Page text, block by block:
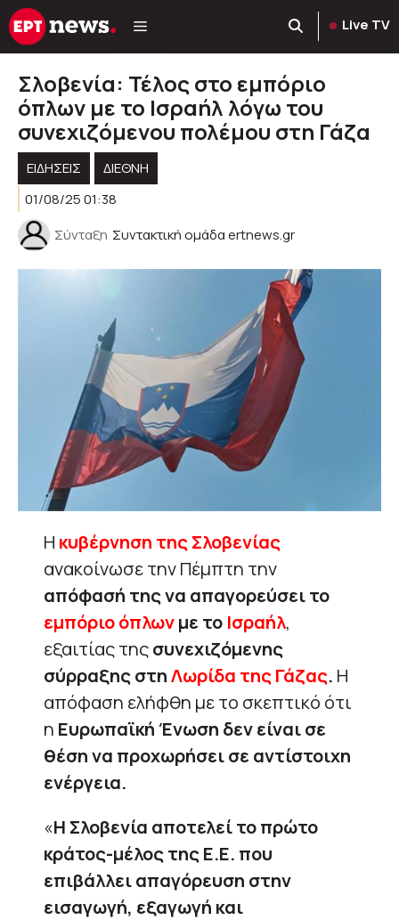
Μετάβαση
σε
Live TV
Σλοβενία: Τέλος στο εμπόριο
όπλων με το Ισραήλ λόγω του
συνεχιζόμενου πολέμου στη Γάζα
ΕΙΔΗΣΕΙΣ
ΔΙΕΘΝΗ
01/08/25 01:38
Σύνταξη Συντακτική ομάδα ertnews.gr
Η κυβέρνηση της Σλοβενίας
ανακοίνωσε την Πέμπτη την
απόφασή της να απαγορεύσει το
εμπόριο όπλωνμε το Ισραήλ,
εξαιτίας τηςσυνεχιζόμενης
σύρραξης στηΛωρίδα της Γάζας. Η
απόφαση ελήφθη με το σκεπτικό ότι
η Ευρωπαϊκή Ένωση δεν είναι σε
θέση να προχωρήσει σε αντίστοιχη
ενέργεια.
«Η Σλοβενία αποτελεί το πρώτο
κράτος-μέλος της Ε.Ε. που
επιβάλλει απαγόρευση στην
εισαγωγή, εξαγωγή και